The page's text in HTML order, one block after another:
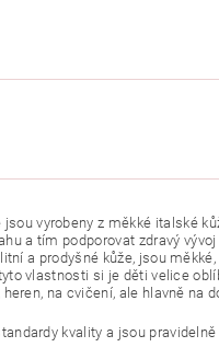
vyrobeny z měkké italské
a tím podporovat zdravý
a prodyšné kůže, jsou
vlastnosti si je děti velice
na cvičení, ale hlavně na
kvality a jsou